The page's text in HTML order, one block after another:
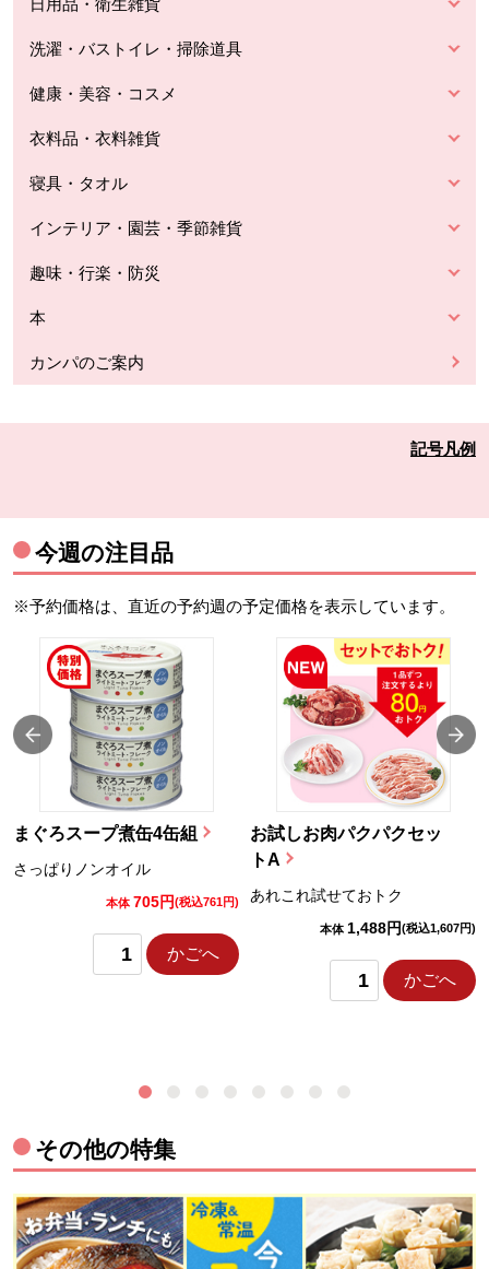
日用品・衛生雑貨
洗濯・バストイレ・掃除道具
健康・美容・コスメ
衣料品・衣料雑貨
寝具・タオル
インテリア・園芸・季節雑貨
趣味・行楽・防災
本
カンパのご案内
記号凡例
今週の注目品
※予約価格は、直近の予約週の予定価格を表示しています。
まぐろスープ煮缶4缶組
さっぱりノンオイル
本体 705円(税込761円)
かごへ
お試しお肉パクパクセッ
トA
あれこれ試せておトク
本体 1,488円(税込1,607円)
かごへ
その他の特集